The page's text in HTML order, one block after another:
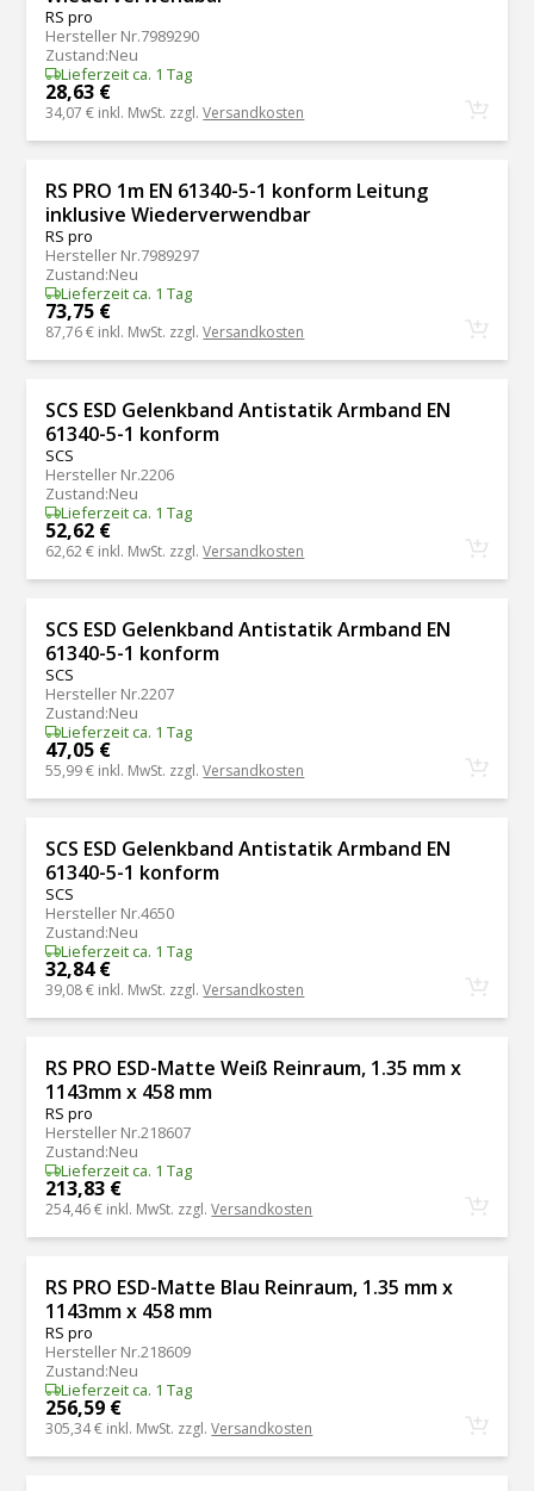
RS pro
Hersteller Nr.7989290
Zustand:Neu
Lieferzeit ca. 1 Tag
28,63 €
34,07 € inkl. MwSt. zzgl.Versandkosten
RS PRO 1m EN 61340-5-1 konform Leitung
inklusive Wiederverwendbar
RS pro
Hersteller Nr.7989297
Zustand:Neu
Lieferzeit ca. 1 Tag
73,75 €
87,76 € inkl. MwSt. zzgl.Versandkosten
SCS ESD Gelenkband Antistatik Armband EN
61340-5-1 konform
SCS
Hersteller Nr.2206
Zustand:Neu
Lieferzeit ca. 1 Tag
52,62 €
62,62 € inkl. MwSt. zzgl.Versandkosten
SCS ESD Gelenkband Antistatik Armband EN
61340-5-1 konform
SCS
Hersteller Nr.2207
Zustand:Neu
Lieferzeit ca. 1 Tag
47,05 €
55,99 € inkl. MwSt. zzgl.Versandkosten
SCS ESD Gelenkband Antistatik Armband EN
61340-5-1 konform
SCS
Hersteller Nr.4650
Zustand:Neu
Lieferzeit ca. 1 Tag
32,84 €
39,08 € inkl. MwSt. zzgl.Versandkosten
RS PRO ESD-Matte Weiß Reinraum, 1.35 mm x
1143mm x 458 mm
RS pro
Hersteller Nr.218607
Zustand:Neu
Lieferzeit ca. 1 Tag
213,83 €
254,46 € inkl. MwSt. zzgl.Versandkosten
RS PRO ESD-Matte Blau Reinraum, 1.35 mm x
1143mm x 458 mm
RS pro
Hersteller Nr.218609
Zustand:Neu
Lieferzeit ca. 1 Tag
256,59 €
305,34 € inkl. MwSt. zzgl.Versandkosten